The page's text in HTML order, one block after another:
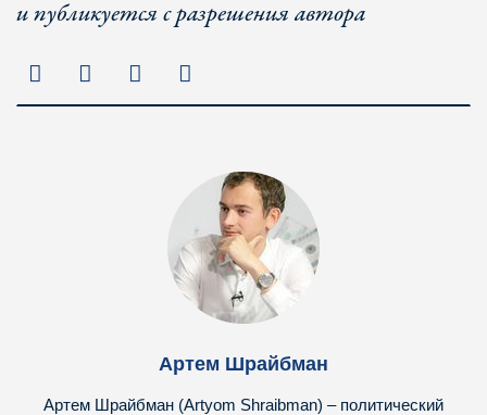
и публикуется с разрешения автора
Артем Шрайбман
Артем Шрайбман (Artyom Shraibman) – политический